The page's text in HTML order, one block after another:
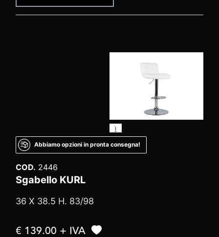
Abbiamo opzioni in pronta consegna!
COD. 2446
Sgabello KURL
36 X 38.5 H. 83/98
€ 139.00 + IVA